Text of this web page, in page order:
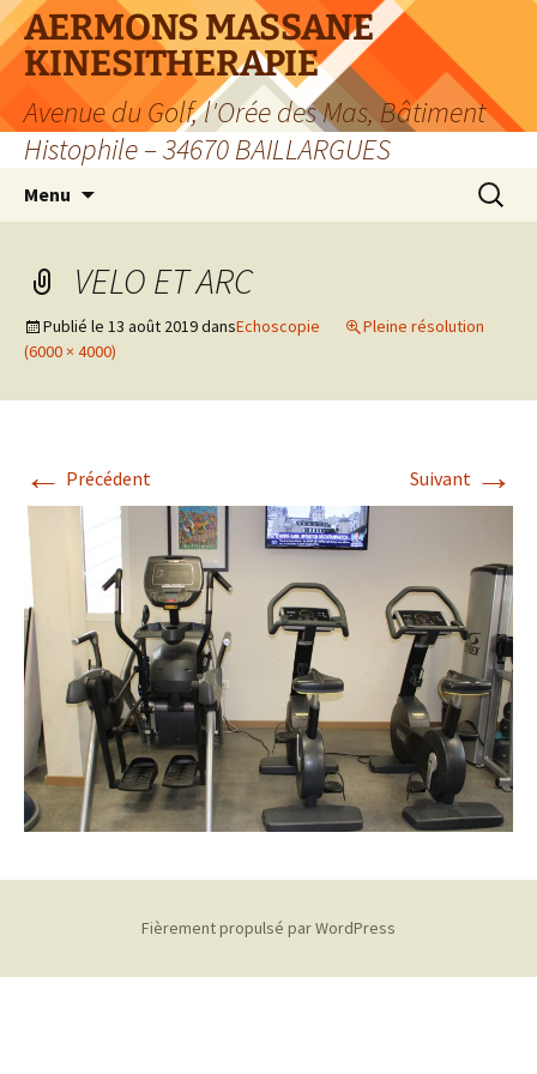
Aller
au
contenu
AERMONS MASSANE
KINESITHERAPIE
Avenue du Golf, l'Orée des Mas, Bâtiment
Histophile – 34670 BAILLARGUES
Menu
VELO ET ARC
Publié le 13 août 2019dansEchoscopie
Pleine résolution
(6000 × 4000)
← Précédent Suivant →
Fièrement propulsé par WordPress